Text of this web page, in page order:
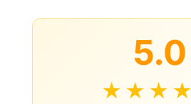
5.0